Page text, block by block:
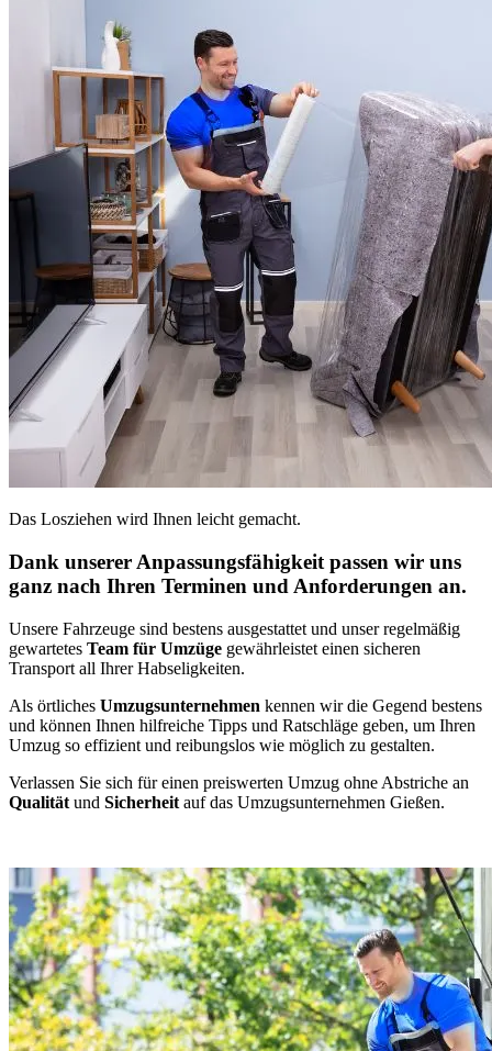
Das Losziehen wird Ihnen leicht gemacht.
Dank unserer Anpassungsfähigkeit passen wir uns
ganz nach Ihren Terminen und Anforderungen an.
Unsere Fahrzeuge sind bestens ausgestattet und unser regelmäßig
gewartetes Team für Umzüge gewährleistet einen sicheren
Transport all Ihrer Habseligkeiten.
Als örtliches Umzugsunternehmen kennen wir die Gegend bestens
und können Ihnen hilfreiche Tipps und Ratschläge geben, um Ihren
Umzug so effizient und reibungslos wie möglich zu gestalten.
Verlassen Sie sich für einen preiswerten Umzug ohne Abstriche an
Qualität und Sicherheit auf das Umzugsunternehmen Gießen.